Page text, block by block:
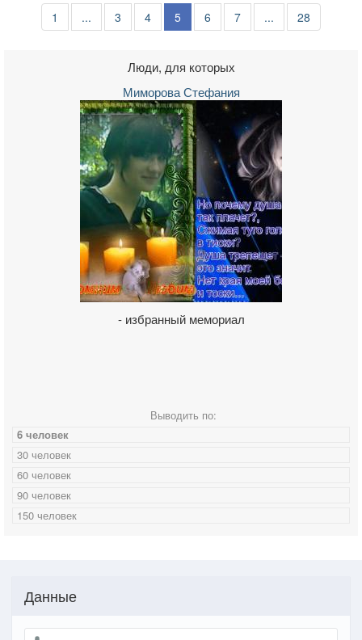
1 ... 3 4 5 6 7 ... 28
Люди, для которых
Миморова Стефания
- избранный мемориал
Выводить по:
6 человек
30 человек
60 человек
90 человек
150 человек
Данные